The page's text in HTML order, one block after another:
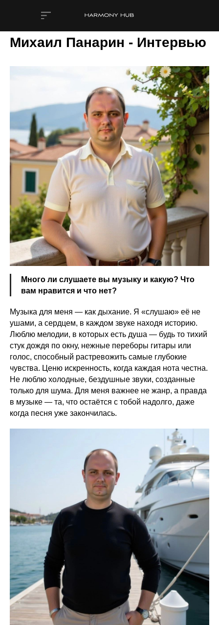
Михаил Панарин - Интервью
Много ли слушаете вы музыку и какую? Что
вам нравится и что нет?
Музыка для меня — как дыхание. Я «слушаю» её не
ушами, а сердцем, в каждом звуке находя историю.
Люблю мелодии, в которых есть душа — будь то тихий
стук дождя по окну, нежные переборы гитары или
голос, способный растревожить самые глубокие
чувства. Ценю искренность, когда каждая нота честна.
Не люблю холодные, бездушные звуки, созданные
только для шума. Для меня важнее не жанр, а правда
в музыке — та, что остаётся с тобой надолго, даже
когда песня уже закончилась.